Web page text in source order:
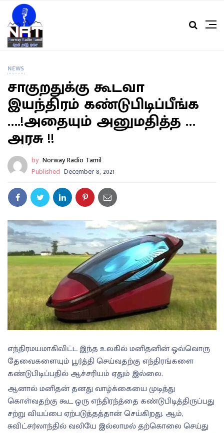
NEWS
சாகுறதுக்கு கூடவா
இயந்திரம் கண்டுபிடிப்பீங்க
….!அதையும் அனுமதித்த …
அரசு !!
by Norway Radio Tamil
Published December 8, 2021
எந்திரமயமாகிவிட்ட இந்த உலகில் மனிதனின் ஒவ்வொரு
தேவைகளையும் பூர்த்தி செய்வதற்கு எந்திரங்களை
கண்டுபிடிப்பதில் ஆச்சரியம் ஏதும் இல்லை.
ஆனால் மனிதன் தனது வாழ்க்கையை முடித்து
கொள்வதற்கு கூட ஒரு எந்திரந்த்தை கண்டுபிடித்திருப்பது
சற்று வியப்பை ஏற்படுத்தத்தான் செய்கிறது. ஆம்,
சுவிட்சர்லாந்தில் வலியே இல்லாமல் தற்கொலை செய்து